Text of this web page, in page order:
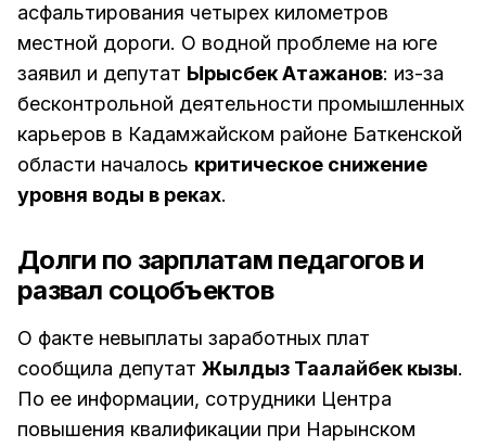
асфальтирования четырех километров
местной дороги. О водной проблеме на юге
заявил и депутат Ырысбек Атажанов: из-за
бесконтрольной деятельности промышленных
карьеров в Кадамжайском районе Баткенской
области началось критическое снижение
уровня воды в реках.
Долги по зарплатам педагогов и
развал соцобъектов
О факте невыплаты заработных плат
сообщила депутат Жылдыз Таалайбек кызы.
По ее информации, сотрудники Центра
повышения квалификации при Нарынском